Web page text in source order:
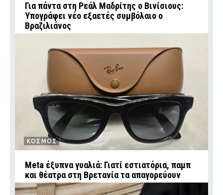
Για πάντα στη Ρεάλ Μαδρίτης ο Βινίσιους:
Υπογράφει νέο εξαετές συμβόλαιο ο
Βραζιλιάνος
ΚΟΣΜΟΣ
Meta έξυπνα γυαλιά: Γιατί εστιατόρια, παμπ
και θέατρα στη Βρετανία τα απαγορεύουν